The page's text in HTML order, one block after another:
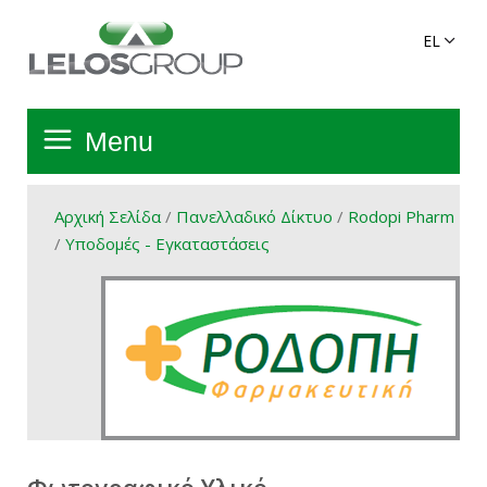
Menu
Αρχική Σελίδα
Όμιλος
Υπηρεσίες
Πανελλαδικό Δίκτυο
Αρχική Σελίδα/ Πανελλαδικό Δίκτυο / Rodopi Pharm
/ Υποδομές - Εγκαταστάσεις